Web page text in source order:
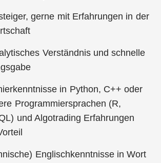
gerne mit Erfahrungen in der
Verständnis und schnelle
in Python, C++ oder
Programmiersprachen (R,
und Algotrading Erfahrungen
Englischkenntnisse in Wort